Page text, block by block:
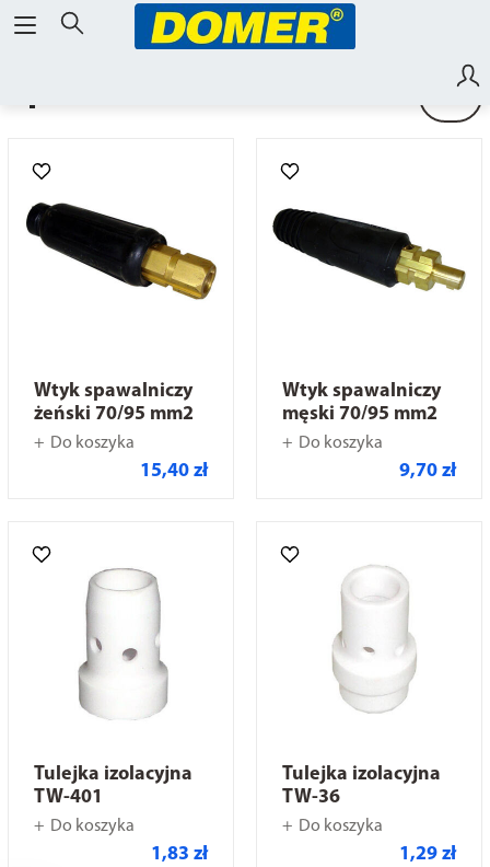
Wtyk spawalniczy
żeński 70/95 mm2
Do koszyka
15,40 zł
Wtyk spawalniczy
męski 70/95 mm2
Do koszyka
9,70 zł
Tulejka izolacyjna
TW-401
Do koszyka
1,83 zł
Tulejka izolacyjna
TW-36
Do koszyka
1,29 zł